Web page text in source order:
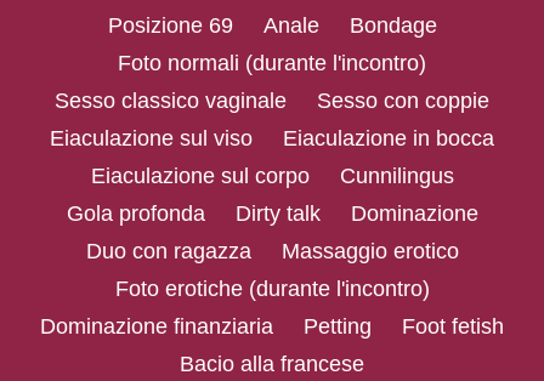
Posizione 69 Anale
Bondage
Foto normali (durante l'incontro)
Sesso classico vaginale
Sesso con coppie
Eiaculazione sul viso
Eiaculazione in bocca
Eiaculazione sul corpo
Cunnilingus
Gola profonda
Dirty talk
Dominazione
Duo con ragazza
Massaggio erotico
Foto erotiche (durante l'incontro)
Dominazione finanziaria
Petting
Foot fetish
Bacio alla francese